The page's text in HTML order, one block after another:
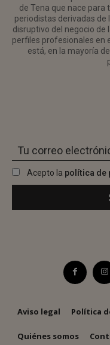
de Tena que nace para
periodistas derivadas
disruptivo del negocio de
perfiles profesionales en
está, en la mayoría
Acepto la política de
Aviso legal Política
Quiénes somos